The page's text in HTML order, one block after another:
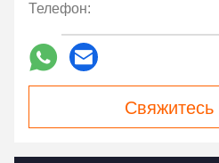
Телефон:
Свяжитесь